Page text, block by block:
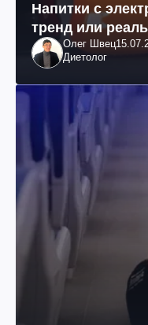
Напитки с
тренд или
Олег Швец
Диетолог